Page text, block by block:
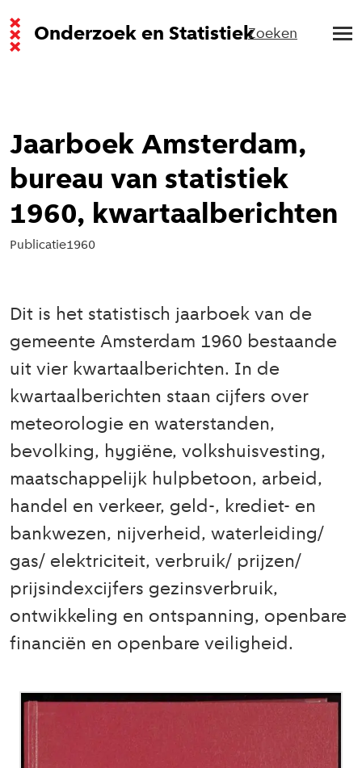
Onderzoek en StatistiekZoeken
Jaarboek Amsterdam,
bureau van statistiek
1960, kwartaalberichten
Publicatie1960
Dit is het statistisch jaarboek van de
gemeente Amsterdam 1960 bestaande
uit vier kwartaalberichten. In de
kwartaalberichten staan cijfers over
meteorologie en waterstanden,
bevolking, hygiëne, volkshuisvesting,
maatschappelijk hulpbetoon, arbeid,
handel en verkeer, geld-, krediet- en
bankwezen, nijverheid, waterleiding/
gas/ elektriciteit, verbruik/ prijzen/
prijsindexcijfers gezinsverbruik,
ontwikkeling en ontspanning, openbare
financiën en openbare veiligheid.